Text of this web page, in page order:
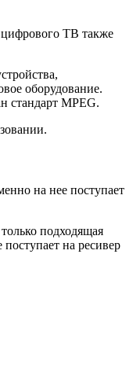
ТВ также
оборудование.
стандарт MPEG.
на нее поступает
подходящая
на ресивер